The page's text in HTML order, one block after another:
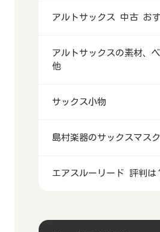
アルトサックス 中古 おす
アルトサックスの素材、
他
サックス小物
島村楽器のサックスマスク
エアスルーリード 評判は